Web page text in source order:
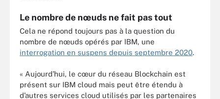
Le nombre de nœuds ne fait pas tout
Cela ne répond toujours pas à la question du
nombre de nœuds opérés par IBM, une
interrogation en suspens depuis septembre 2020.
« Aujourd’hui, le cœur du réseau Blockchain est
présent sur IBM cloud mais peut être étendu à
d’autres services cloud utilisés par les partenaires